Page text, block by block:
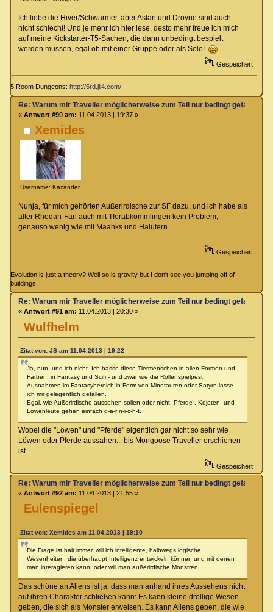
Ich liebe die Hiver/Schwärmer, aber Aslan und Droyne sind auch
nicht schlecht! Und je mehr ich hier lese, desto mehr freue ich mich
auf meine Kickstarter-T5-Sachen, die dann unbedingt bespielt
werden müssen, egal ob mit einer Gruppe oder als Solo!
Gespeichert
5 Room Dungeons:http://5rd.jlj4.com/
Xemides
Username: Kazander
Re: Warum mir Traveller möglicherweise zum Teil nur bedingt gefallen
« Antwort #90 am: 11.04.2013 | 19:37 »
Nunja, für mich gehörten Außerirdische zur SF dazu, und ich habe als
alter Rhodan-Fan auch mit TIerabkömmlingen kein Problem,
genauso wenig wie mit Maahks und Halutern.
Gespeichert
Evolution is just a theory? Well so is gravity but I don't see you jumping off of
buildings.
Wulfhelm
Re: Warum mir Traveller möglicherweise zum Teil nur bedingt gefallen
« Antwort #91 am: 11.04.2013 | 20:30 »
Zitat von: JS am 11.04.2013 | 19:22
Ja, nun, und ich nicht. Ich hasse diese Tiermenschen in allen Formen und
Farben, in Fantasy und Scifi - und zwar wie die Rollenspielpest.
Ausnahmen im Fantasybereich in Form von Minotauren oder Satyrn lasse
ich mir gelegentlich gefallen.
Egal, wie Außerirdische aussehen sollen oder nicht, Pferde-, Kojoten- und
Löwenleute gehen einfach g-a-r n-i-c-h-t.
Wobei die "Löwen" und "Pferde" eigentlich gar nicht so sehr wie
Löwen oder Pferde aussahen... bis Mongoose Traveller erschienen
ist.
Gespeichert
Eulenspiegel
Re: Warum mir Traveller möglicherweise zum Teil nur bedingt gefallen
« Antwort #92 am: 11.04.2013 | 21:55 »
Zitat von: Xemides am 11.04.2013 | 19:10
Die Frage ist halt immer, will ich intelligente, halbwegs logische
Wesenheiten, die überhaupt Intelligenz entwickeln können und mit denen
man interagieren kann, oder will man außerirdische Monstren.
Das schöne an Aliens ist ja, dass man anhand ihres Aussehens nicht
auf ihren Charakter schließen kann: Es kann kleine drollige Wesen
geben, die sich als Monster erweisen. Es kann Aliens geben, die wie